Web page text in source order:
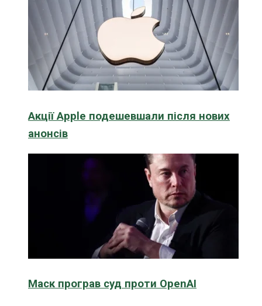
Акції Apple подешевшали після нових
анонсів
Маск програв суд проти OpenAI